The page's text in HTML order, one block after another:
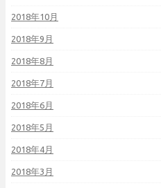
2018年10月
2018年9月
2018年8月
2018年7月
2018年6月
2018年5月
2018年4月
2018年3月